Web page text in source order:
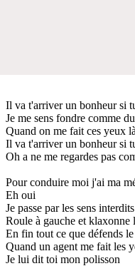
Il va t'arriver un bonheur si
Je me sens fondre comme
Quand on me fait ces yeux là
Il va t'arriver un bonheur si
Oh a ne me regardes pas
Pour conduire moi j'ai ma
Eh oui
Je passe par les sens interdits
Roule à gauche et klaxonne
En fin tout ce que défends
Quand un agent me fait les
Je lui dit toi mon polisson